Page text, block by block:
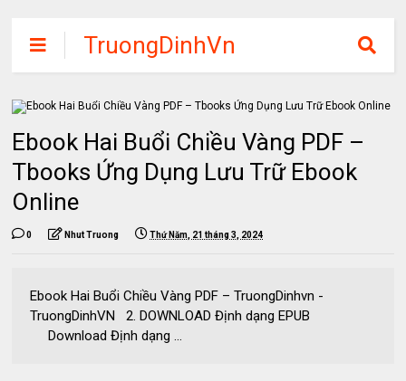
TruongDinhVn
Chia sẽ ebook,
các khóa học,
phần mềm học
tập miễn phí
Ebook Hai Buổi Chiều Vàng PDF –
Tbooks Ứng Dụng Lưu Trữ Ebook
Online
0 Nhut Truong Thứ Năm, 21 tháng 3, 2024
Ebook Hai Buổi Chiều Vàng PDF – TruongDinhvn -
TruongDinhVN 2. DOWNLOAD Định dạng EPUB
Download Định dạng ...